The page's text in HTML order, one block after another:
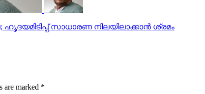
സാധാരണ നിലയിലാക്കാൻ ശ്രമം
are marked *